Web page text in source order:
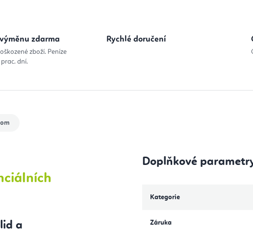
zdarma
zboží. Peníze
dní.
Rychlé doručení
a
Doplňkové
Kategorie
Záruka